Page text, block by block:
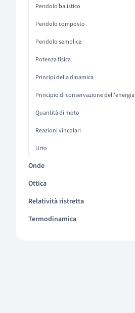
Pendolo balistico
Pendolo composto
Pendolo semplice
Potenza fisica
Principi della dinamica
Principio di conservazione dell'energia
Quantità di moto
Reazioni vincolari
Urto
Onde
Ottica
Relatività ristretta
Termodinamica